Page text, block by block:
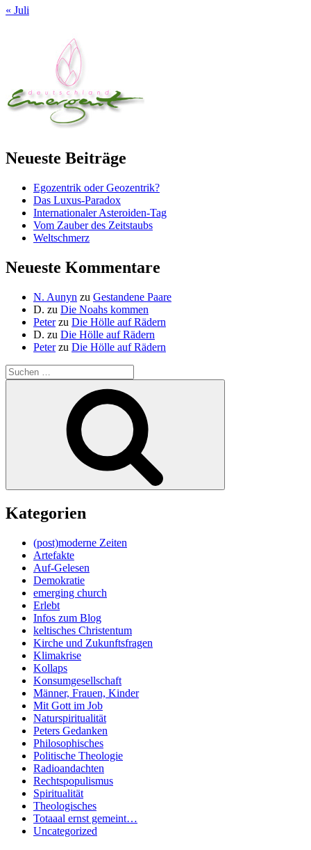
« Juli
Neueste Beiträge
Egozentrik oder Geozentrik?
Das Luxus-Paradox
Internationaler Asteroiden-Tag
Vom Zauber des Zeitstaubs
Weltschmerz
Neueste Kommentare
N. Aunyn zu Gestandene Paare
D. zu Die Noahs kommen
Peterzu Die Hölle auf Rädern
D. zu Die Hölle auf Rädern
Peterzu Die Hölle auf Rädern
Suche
nach:
Kategorien
(post)moderne Zeiten
Artefakte
Auf-Gelesen
Demokratie
emerging church
Erlebt
Infos zum Blog
keltisches Christentum
Kirche und Zukunftsfragen
Klimakrise
Kollaps
Konsumgesellschaft
Männer, Frauen, Kinder
Mit Gott im Job
Naturspiritualität
Peters Gedanken
Philosophisches
Politische Theologie
Radioandachten
Rechtspopulismus
Spiritualität
Theologisches
Totaaal ernst gemeint…
Uncategorized